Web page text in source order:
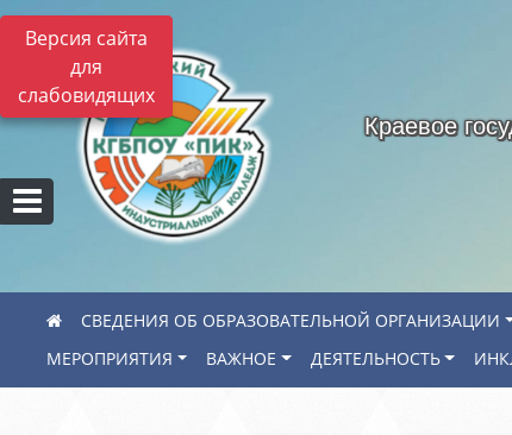
Версия сайта
для
слабовидящих
Краевое
СВЕДЕНИЯ ОБ ОБРАЗОВАТЕЛЬНОЙ ОРГАНИЗАЦИИ
МЕРОПРИЯТИЯ
ВАЖНОЕ ДЕЯТЕЛЬНОСТЬ